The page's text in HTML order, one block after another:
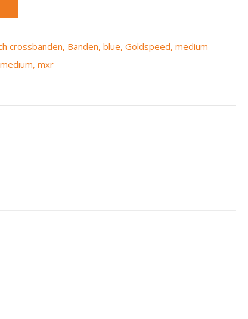
crossbanden, Banden,blue,Goldspeed,medium
medium,mxr